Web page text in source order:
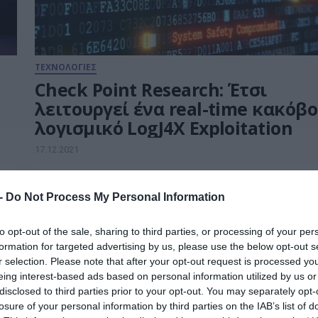
Do Not Process My Personal Information
opt-out of the sale, sharing to third parties, or processing of your
for targeted advertising by us, please use the below opt-out
selection. Please note that after your opt-out request is processed
interest-based ads based on personal information utilized by us
to third parties prior to your opt-out. You may separately
of your personal information by third parties on the IAB’s list of
ΤΕΧΝΟΛΟΓΙΕΣ
Check Point Research: Έτσι
λειτουργεί ένα real-time
λογισμικό LogJ4X Exploitation
17.12.2021